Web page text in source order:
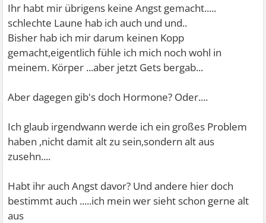
Ihr habt mir übrigens keine Angst gemacht.....
schlechte Laune hab ich auch und und..
Bisher hab ich mir darum keinen Kopp
gemacht,eigentlich fühle ich mich noch wohl in
meinem. Körper ...aber jetzt Gets bergab...
Aber dagegen gib's doch Hormone? Oder....
Ich glaub irgendwann werde ich ein großes Problem
haben ,nicht damit alt zu sein,sondern alt aus
zusehn....
Habt ihr auch Angst davor? Und andere hier doch
bestimmt auch .....ich mein wer sieht schon gerne alt
aus